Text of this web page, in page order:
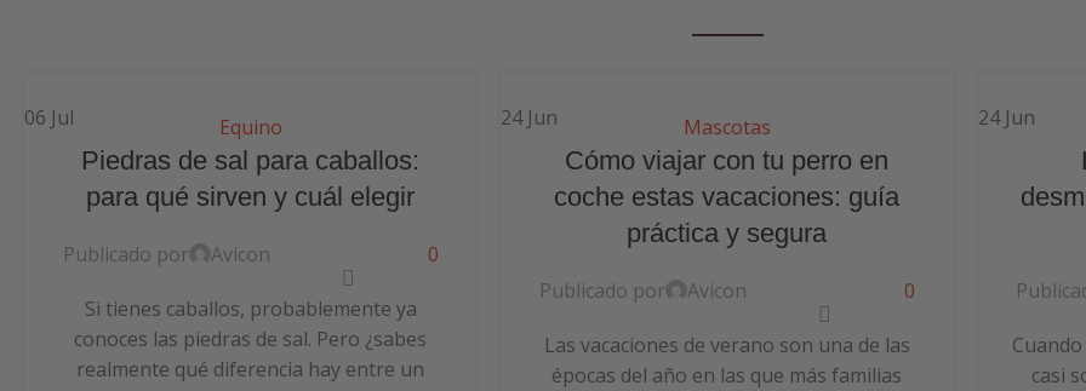
06 Jul Equino
Piedras de sal para caballos:
para qué sirven y cuál elegir
Publicado por Avicon 0
Si tienes caballos, probablemente ya
conoces las piedras de sal. Pero ¿sabes
realmente qué diferencia hay entre un
24 Jun Mascotas
Cómo viajar con tu perro en
coche estas vacaciones: guía
práctica y segura
Publicado por Avicon 0
Las vacaciones de verano son una de las
épocas del año en las que más familias
24 Jun
casi